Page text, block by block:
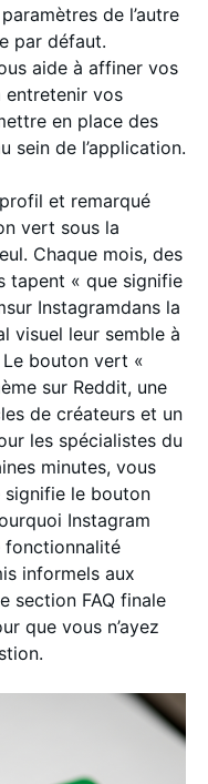
de l’autre
par défaut.
aide à affiner vos
entretenir vos
en place des
sein de l’application.
et remarqué
vert sous la
Chaque mois, des
tapent « que signifie
Instagramdans la
visuel leur semble à
bouton vert «
sur Reddit, une
de créateurs et un
les spécialistes du
minutes, vous
le bouton
Instagram
informels aux
section FAQ finale
que vous n’ayez